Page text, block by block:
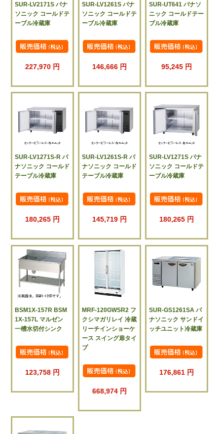
SUR-LV2171S パナ
ソニック コールドテ
ーブル冷蔵庫
227,970 円
SUR-LV1261S パナ
ソニック コールドテ
ーブル冷蔵庫
146,666 円
SUR-UT641 パナソ
ニック コールドテー
ブル冷蔵庫
95,245 円
SUR-LV1271S-R パ
ナソニック コールド
テーブル冷蔵庫
180,265 円
SUR-LV1261S-R パ
ナソニック コールド
テーブル冷蔵庫
145,719 円
SUR-LV1271S パナ
ソニック コールドテ
ーブル冷蔵庫
180,265 円
BSM1X-157R BSM
1X-157L マルゼン
一槽水切付シンク
123,758 円
MRF-120GWSR2 フ
クシマガリレイ 冷蔵
リーチインショーケ
ース スイング扉タイ
プ
668,974 円
SUR-GS1261SA パ
ナソニック サンドイ
ッチユニット冷蔵庫
176,861 円